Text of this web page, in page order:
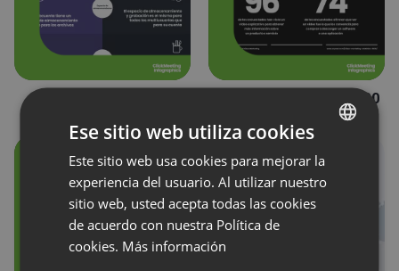
Subcuentas frente a
State of Webinars 2020
– Tendencias
ENGLISH
FRENCH
Ese sitio web utiliza cookies
Este sitio web usa cookies para mejorar la
experiencia del usuario. Al utilizar nuestro
sitio web, usted acepta todas las cookies
de acuerdo con nuestra Política de
cookies. Más información